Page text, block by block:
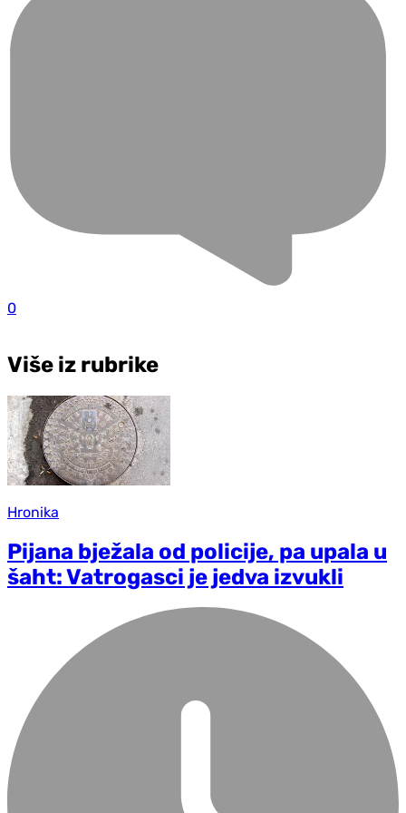
0
Više iz rubrike
Hronika
Pijana bježala od policije, pa upala u
šaht: Vatrogasci je jedva izvukli